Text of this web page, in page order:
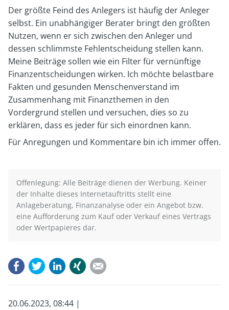
Christian
Dagg
Christian
Dagg
Der größte Feind des Anlegers ist häufig der Anleger
selbst. Ein unabhängiger Berater bringt den größten
Nutzen, wenn er sich zwischen den Anleger und
dessen schlimmste Fehlentscheidung stellen kann.
Meine Beiträge sollen wie ein Filter für vernünftige
Finanzentscheidungen wirken. Ich möchte belastbare
Fakten und gesunden Menschenverstand im
Zusammenhang mit Finanzthemen in den
Vordergrund stellen und versuchen, dies so zu
erklären, dass es jeder für sich einordnen kann.
Für Anregungen und Kommentare bin ich immer offen.
Offenlegung: Alle Beiträge dienen der Werbung. Keiner
der Inhalte dieses Internetauftritts stellt eine
Anlageberatung, Finanzanalyse oder ein Angebot bzw.
eine Aufforderung zum Kauf oder Verkauf eines Vertrags
oder Wertpapieres dar.
FacebookTwitterLinkedIn
Xing
20.06.2023, 08:44